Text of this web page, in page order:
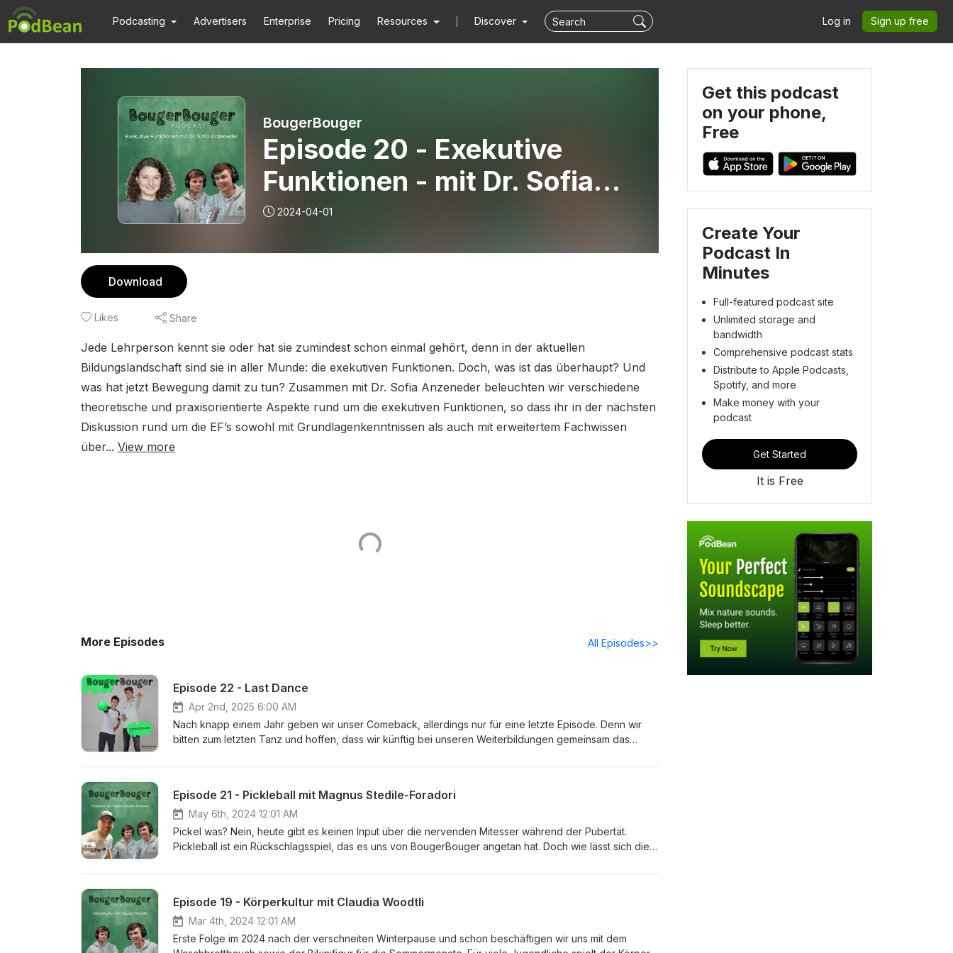
Podcasting Advertisers Enterprise Pricing Resources Discover Log in Sign up free
BougerBouger
Episode 20 - Exekutive
Funktionen - mit Dr. Sofia
Anzeneder
2024-04-01
Download
Likes Share
Jede Lehrperson kennt sie oder hat sie zumindest schon einmal gehört, denn in der aktuellen
Bildungslandschaft sind sie in aller Munde: die exekutiven Funktionen. Doch, was ist das überhaupt? Und
was hat jetzt Bewegung damit zu tun? Zusammen mit Dr. Sofia Anzeneder beleuchten wir verschiedene
theoretische und praxisorientierte Aspekte rund um die exekutiven Funktionen, so dass ihr in der nächsten
Diskussion rund um die EF’s sowohl mit Grundlagenkenntnissen als auch mit erweitertem Fachwissen
über... View more
More Episodes All Episodes>>
Episode 22 - Last Dance
Apr 2nd, 2025 6:00 AM
Nach knapp einem Jahr geben wir unser Comeback, allerdings nur für eine letzte Episode. Denn wir
bitten zum letzten Tanz und hoffen, dass wir künftig bei unseren Weiterbildungen gemeinsam das
Weiterbildungen und unseren neuen WhatsApp-Channel. Wir danken euch allen ganz herzlich, dass ihr
Bewegung und bis bald!Luca &amp; Flurin für BougerBouger Website: https://bougerbouger.ch/
WhatsApp Kanal: https://whatsapp.com/channel/0029VaseC7PEgGfJ3OgeYQ1G
Episode 21 - Pickleball mit Magnus Stedile-Foradori
May 6th, 2024 12:01 AM
Pickel was? Nein, heute gibt es keinen Input über die nervenden Mitesser während der Pubertät.
Pickleball ist ein Rückschlagsspiel, das es uns von BougerBouger angetan hat. Doch wie lässt sich die
Pickleball insbesondere fürs Schulsetting? Zusammen mit Magnus Stedile-Foradori, dem Präsidenten
Probiert es selber aus!
Episode 19 - Körperkultur mit Claudia Woodtli
Mar 4th, 2024 12:01 AM
Erste Folge im 2024 nach der verschneiten Winterpause und schon beschäftigen wir uns mit dem
Get this podcast
on your phone,
Free
Create Your
Podcast In
Minutes
Full-featured podcast site
Unlimited storage and
bandwidth
Comprehensive podcast stats
Distribute to Apple Podcasts,
Spotify, and more
Make money with your
podcast
Get Started
It is Free